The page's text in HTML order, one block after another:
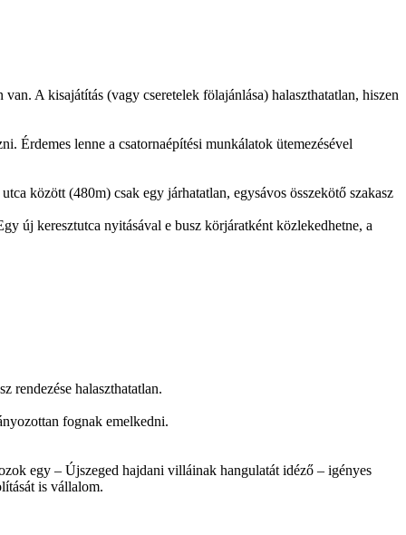
A kisajátítás (vagy cseretelek fölajánlása) halaszthatatlan, hiszen
Érdemes lenne a csatornaépítési munkálatok ütemezésével
között (480m) csak egy járhatatlan, egysávos összekötő szakasz
új keresztutca nyitásával e busz körjáratként közlekedhetne, a
rendezése halaszthatatlan.
fognak emelkedni.
egy – Újszeged hajdani villáinak hangulatát idéző – igényes
is vállalom.